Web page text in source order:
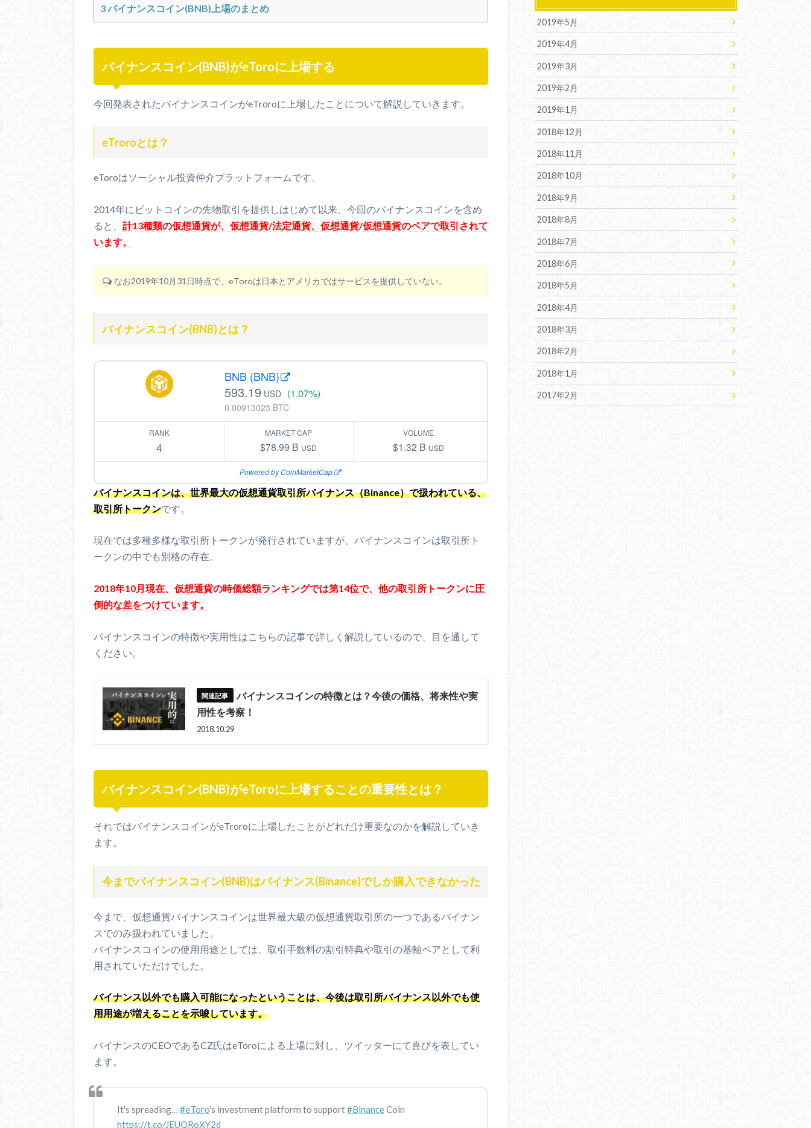
3バイナンスコイン(BNB)上場のまとめ
バイナンスコイン(BNB)がeToroに上場する
今回発表されたバイナンスコインがeTroroに上場したことについて解説していきます。
eTroroとは？
eToroはソーシャル投資仲介プラットフォームです。
2014年にビットコインの先物取引を提供しはじめて以来、今回のバイナンスコインを含め
ると、 計13種類の仮想通貨が、仮想通貨/法定通貨、仮想通貨/仮想通貨のペアで取引されて
います。
なお2019年10月31日時点で、eToroは日本とアメリカではサービスを提供していない。
バイナンスコイン(BNB)とは？
BNB (BNB)
593.19 USD (1.07%)
0.00913023 BTC
RANK
4
MARKET CAP
$78.99 B USD
VOLUME
$1.32 B USD
Powered by CoinMarketCap
バイナンスコインは、世界最大の仮想通貨取引所バイナンス（Binance）で扱われている、
取引所トークンです。
現在では多種多様な取引所トークンが発行されていますが、バイナンスコインは取引所ト
ークンの中でも別格の存在。
2018年10月現在、仮想通貨の時価総額ランキングでは第14位で、他の取引所トークンに圧
倒的な差をつけています。
バイナンスコインの特徴や実用性はこちらの記事で詳しく解説しているので、目を通して
ください。
バイナンスコインの特徴とは？今後の価格、将来性や実
用性を考察！
2018.10.29
バイナンスコイン(BNB)がeToroに上場することの重要性とは？
それではバイナンスコインがeTroroに上場したことがどれだけ重要なのかを解説していき
ます。
今までバイナンスコイン(BNB)はバイナンス(Binance)でしか購入できなかった
今まで、仮想通貨バイナンスコインは世界最大級の仮想通貨取引所の一つであるバイナン
スでのみ扱われていました。
バイナンスコインの使用用途としては、取引手数料の割引特典や取引の基軸ペアとして利
用されていただけでした。
バイナンス以外でも購入可能になったということは、今後は取引所バイナンス以外でも使
用用途が増えることを示唆しています。
バイナンスのCEOであるCZ氏はeToroによる上場に対し、ツイッターにて喜びを表してい
ます。
It's spreading…#eToro's investment platform to support#BinanceCoin
https://t.co/JEUQRoXY2d
2019年5月
2019年4月
2019年3月
2019年2月
2019年1月
2018年12月
2018年11月
2018年10月
2018年9月
2018年8月
2018年7月
2018年6月
2018年5月
2018年4月
2018年3月
2018年2月
2018年1月
2017年2月